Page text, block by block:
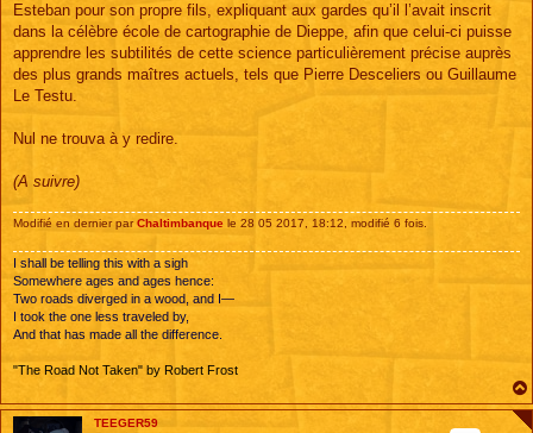
Esteban pour son propre fils, expliquant aux gardes qu’il l’avait inscrit
dans la célèbre école de cartographie de Dieppe, afin que celui-ci puisse
apprendre les subtilités de cette science particulièrement précise auprès
des plus grands maîtres actuels, tels que Pierre Desceliers ou Guillaume
Le Testu.
Nul ne trouva à y redire.
(A suivre)
Modifié en dernier parChaltimbanque le 28 05 2017, 18:12, modifié 6 fois.
I shall be telling this with a sigh
Somewhere ages and ages hence:
Two roads diverged in a wood, and I—
I took the one less traveled by,
And that has made all the difference.
"The Road Not Taken" by Robert Frost
TEEGER59